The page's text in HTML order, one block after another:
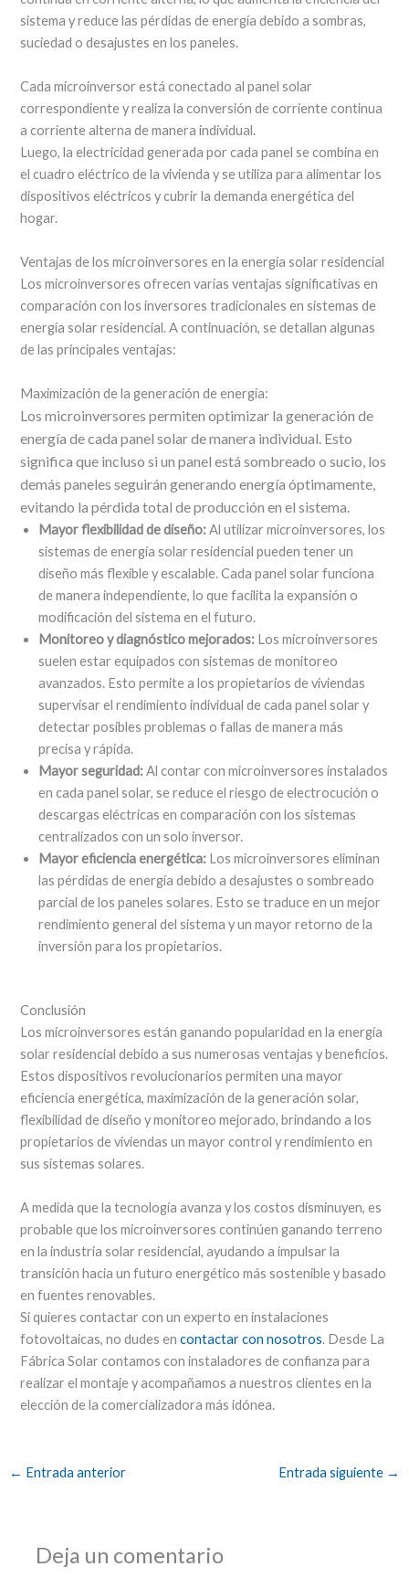
sistema y reduce las pérdidas de energía debido a sombras,
suciedad o desajustes en los paneles.
Cada microinversor está conectado al panel solar
correspondiente y realiza la conversión de corriente continua
a corriente alterna de manera individual.
Luego, la electricidad generada por cada panel se combina en
el cuadro eléctrico de la vivienda y se utiliza para alimentar los
dispositivos eléctricos y cubrir la demanda energética del
hogar.
Ventajas de los microinversores en la energía solar residencial
Los microinversores ofrecen varias ventajas significativas en
comparación con los inversores tradicionales en sistemas de
energía solar residencial. A continuación, se detallan algunas
de las principales ventajas:
Maximización de la generación de energía:
Los microinversores permiten optimizar la generación de
energía de cada panel solar de manera individual. Esto
significa que incluso si un panel está sombreado o sucio, los
demás paneles seguirán generando energía óptimamente,
evitando la pérdida total de producción en el sistema.
Mayor flexibilidad de diseño:Al utilizar microinversores, los
sistemas de energía solar residencial pueden tener un
diseño más flexible y escalable. Cada panel solar funciona
de manera independiente, lo que facilita la expansión o
modificación del sistema en el futuro.
Monitoreo y diagnóstico mejorados: Los microinversores
suelen estar equipados con sistemas de monitoreo
avanzados. Esto permite a los propietarios de viviendas
supervisar el rendimiento individual de cada panel solar y
detectar posibles problemas o fallas de manera más
precisa y rápida.
Mayor seguridad:Al contar con microinversores instalados
en cada panel solar, se reduce el riesgo de electrocución o
descargas eléctricas en comparación con los sistemas
centralizados con un solo inversor.
Mayor eficiencia energética: Los microinversores eliminan
las pérdidas de energía debido a desajustes o sombreado
parcial de los paneles solares. Esto se traduce en un mejor
rendimiento general del sistema y un mayor retorno de la
inversión para los propietarios.
Conclusión
Los microinversores están ganando popularidad en la energía
solar residencial debido a sus numerosas ventajas y beneficios.
Estos dispositivos revolucionarios permiten una mayor
eficiencia energética, maximización de la generación solar,
flexibilidad de diseño y monitoreo mejorado, brindando a los
propietarios de viviendas un mayor control y rendimiento en
sus sistemas solares.
A medida que la tecnología avanza y los costos disminuyen, es
probable que los microinversores continúen ganando terreno
en la industria solar residencial, ayudando a impulsar la
transición hacia un futuro energético más sostenible y basado
en fuentes renovables.
Si quieres contactar con un experto en instalaciones
fotovoltaicas, no dudes encontactar con nosotros. Desde La
Fábrica Solar contamos con instaladores de confianza para
realizar el montaje y acompañamos a nuestros clientes en la
elección de la comercializadora más idónea.
← Entrada anterior Entrada siguiente →
Deja un comentario